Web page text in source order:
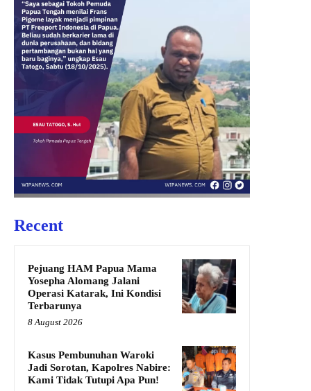
Recent
Pejuang HAM Papua Mama
Yosepha Alomang Jalani
Operasi Katarak, Ini Kondisi
Terbarunya
8 August 2026
Kasus Pembunuhan Waroki
Jadi Sorotan, Kapolres Nabire:
Kami Tidak Tutupi Apa Pun!